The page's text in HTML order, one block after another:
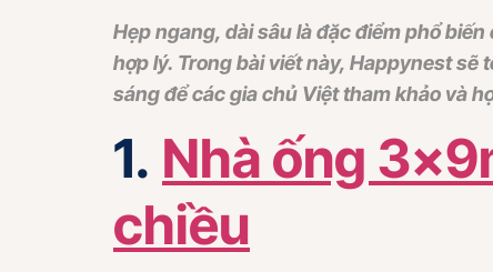
Hẹp ngang, dài sâu là đặc điểm phổ
hợp lý. Trong bài viết này, Happynest
sáng để các gia chủ Việt tham khảo và
1. Nhà ống
chiều